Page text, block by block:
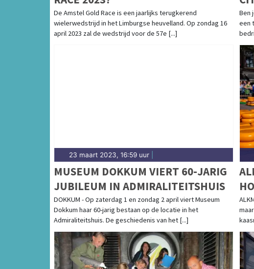
De Amstel Gold Race is een jaarlijks terugkerend
wielerwedstrijd in het Limburgse heuvelland. Op zondag 16
april 2023 zal de wedstrijd voor de 57e [...]
Ben
een
23 maart 2023, 16:59 uur
MUSEUM DOKKUM VIERT 60-JARIG
JUBILEUM IN ADMIRALITEITSHUIS
DOKKUM - Op zaterdag 1 en zondag 2 april viert Museum
Dokkum haar 60-jarig bestaan op de locatie in het
Admiraliteitshuis. De geschiedenis van het [...]
IN